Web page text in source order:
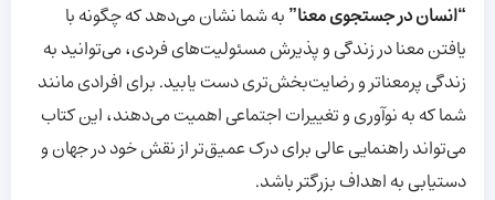
“انسان در جستجوی معنا”به شما نشان می‌دهد که چگونه با
یافتن معنا در زندگی و پذیرش مسئولیت‌های فردی، می‌توانید به
زندگی پرمعناتر و رضایت‌بخش‌تری دست یابید. برای افرادی مانند
شما که به نوآوری و تغییرات اجتماعی اهمیت می‌دهند، این کتاب
می‌تواند راهنمایی عالی برای درک عمیق‌تر از نقش خود در جهان و
دستیابی به اهداف بزرگتر باشد.